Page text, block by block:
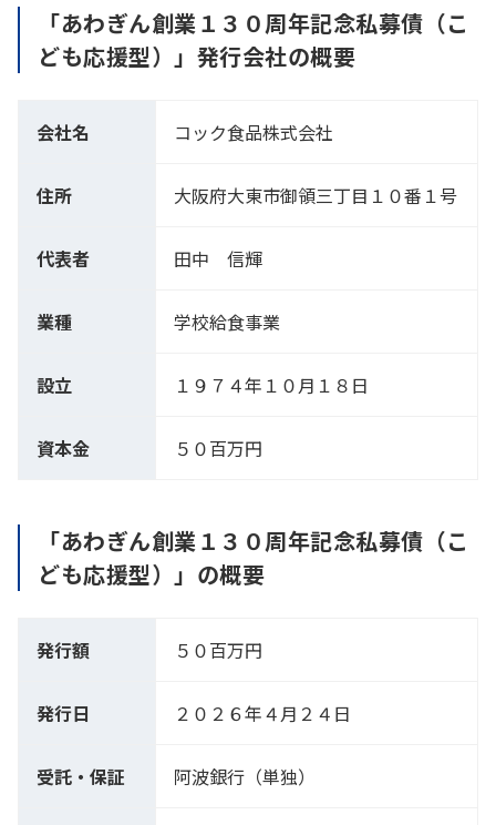
「あわぎん創業１３０周年記念私募債（こ
ども応援型）」発行会社の概要
会社名 コック食品株式会社
住所 大阪府大東市御領三丁目１０番１号
代表者 田中 信輝
業種 学校給食事業
設立 １９７４年１０月１８日
資本金 ５０百万円
「あわぎん創業１３０周年記念私募債（こ
ども応援型）」の概要
発行額 ５０百万円
発行日 ２０２６年４月２４日
受託・保証 阿波銀行（単独）